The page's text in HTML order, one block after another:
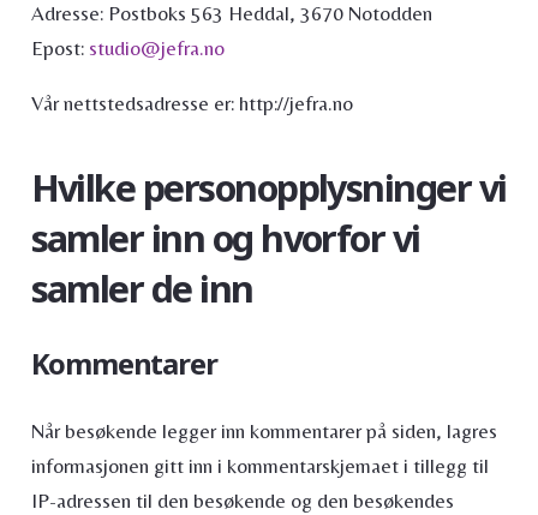
Adresse: Postboks 563 Heddal, 3670 Notodden
Epost: studio@jefra.no
Vår nettstedsadresse er: http://jefra.no
Hvilke personopplysninger vi
samler inn og hvorfor vi
samler de inn
Kommentarer
Når besøkende legger inn kommentarer på siden, lagres
informasjonen gitt inn i kommentarskjemaet i tillegg til
IP-adressen til den besøkende og den besøkendes